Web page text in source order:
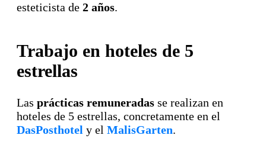
esteticista de 2 años.
Trabajo en hoteles de 5
estrellas
Las prácticas remuneradas se realizan en
hoteles de 5 estrellas, concretamente en el
DasPosthotel y el MalisGarten.